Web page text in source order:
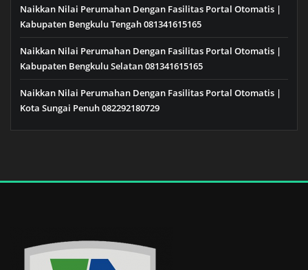
Naikkan Nilai Perumahan Dengan Fasilitas Portal Otomatis |
Kabupaten Bengkulu Tengah 081341615165
Naikkan Nilai Perumahan Dengan Fasilitas Portal Otomatis |
Kabupaten Bengkulu Selatan 081341615165
Naikkan Nilai Perumahan Dengan Fasilitas Portal Otomatis |
Kota Sungai Penuh 082292180729